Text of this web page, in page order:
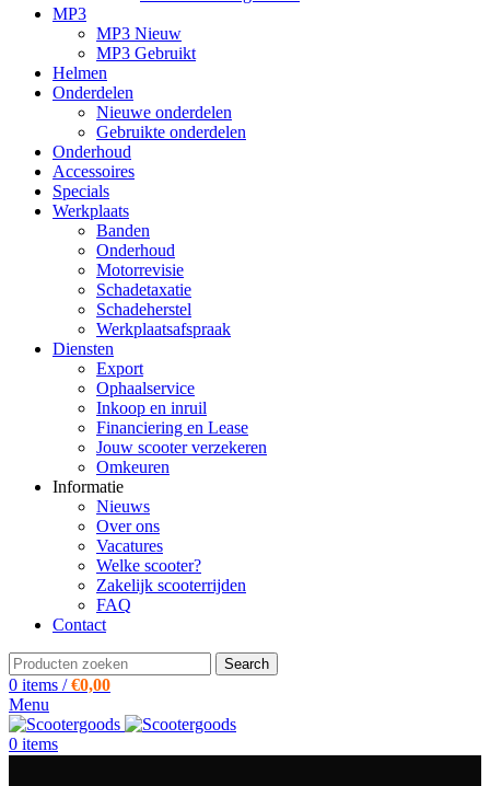
MP3
MP3 Nieuw
MP3 Gebruikt
Helmen
Onderdelen
Nieuwe onderdelen
Gebruikte onderdelen
Onderhoud
Accessoires
Specials
Werkplaats
Banden
Onderhoud
Motorrevisie
Schadetaxatie
Schadeherstel
Werkplaatsafspraak
Diensten
Export
Ophaalservice
Inkoop en inruil
Financiering en Lease
Jouw scooter verzekeren
Omkeuren
Informatie
Nieuws
Over ons
Vacatures
Welke scooter?
Zakelijk scooterrijden
FAQ
Contact
Search
0 items / €0,00
Menu
0 items